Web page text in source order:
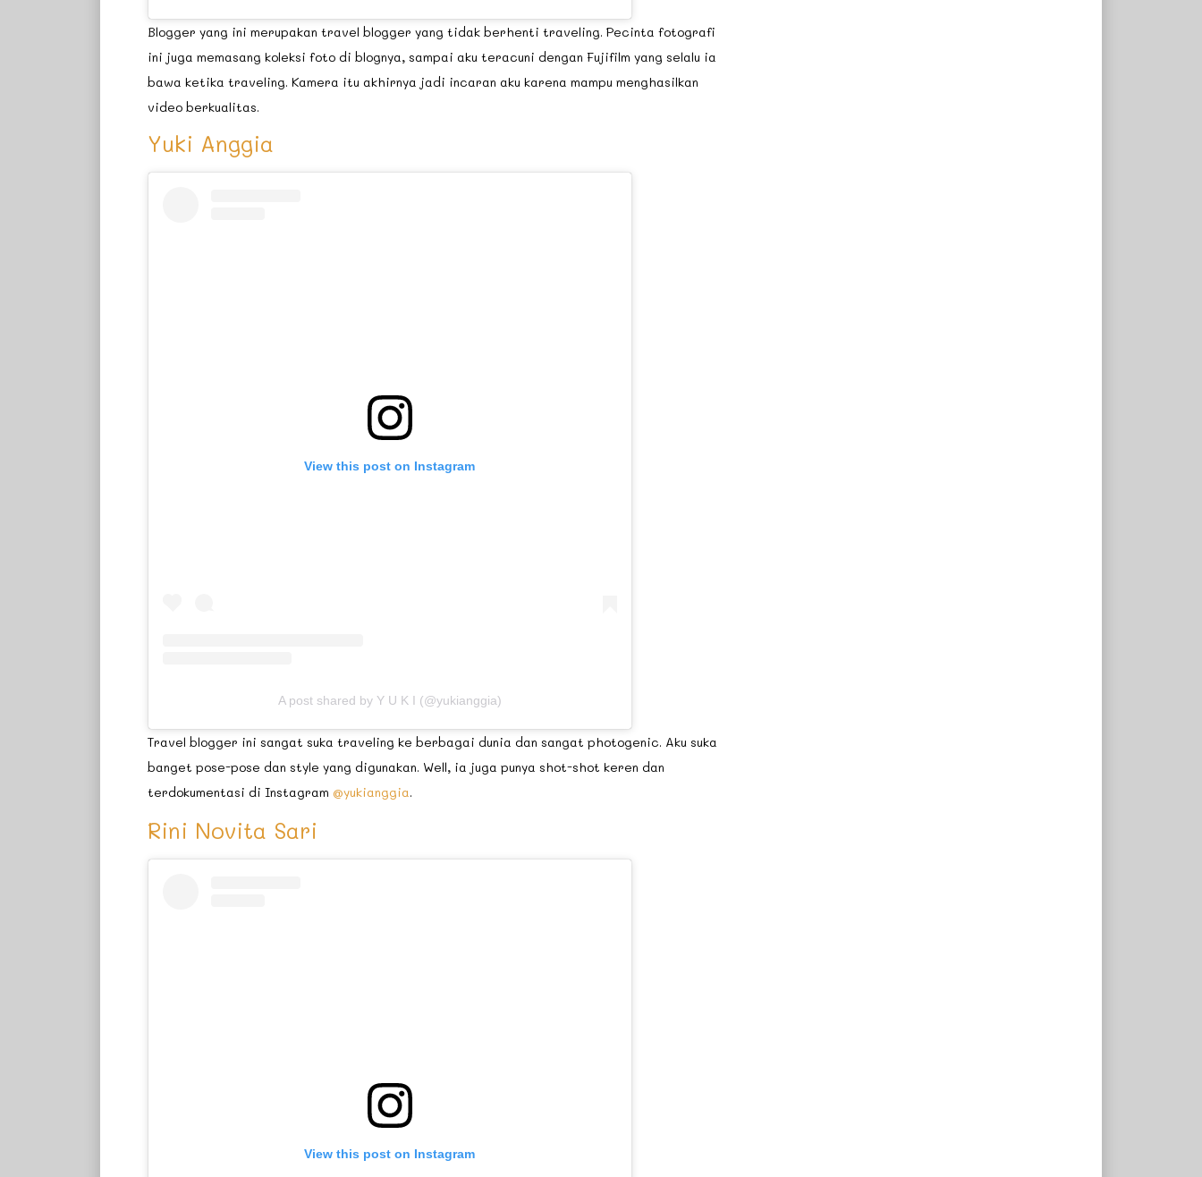
Blogger yang ini merupakan travel blogger yang tidak berhenti traveling. Pecinta fotografi
ini juga memasang koleksi foto di blognya, sampai aku teracuni dengan Fujifilm yang selalu ia
bawa ketika traveling. Kamera itu akhirnya jadi incaran aku karena mampu menghasilkan
video berkualitas.
Yuki Anggia
View this post on Instagram
A post shared by Y U K I (@yukianggia)
Travel blogger ini sangat suka traveling ke berbagai dunia dan sangat photogenic. Aku suka
banget pose-pose dan style yang digunakan. Well, ia juga punya shot-shot keren dan
terdokumentasi di Instagram @yukianggia.
Rini Novita Sari
View this post on Instagram